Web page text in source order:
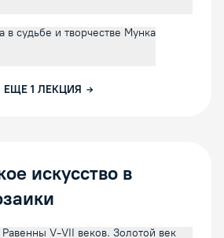
судьбе и творчестве Мунка
ЕЩЕ 1 ЛЕКЦИЯ
искусство в
V-VII веков. Золотой век